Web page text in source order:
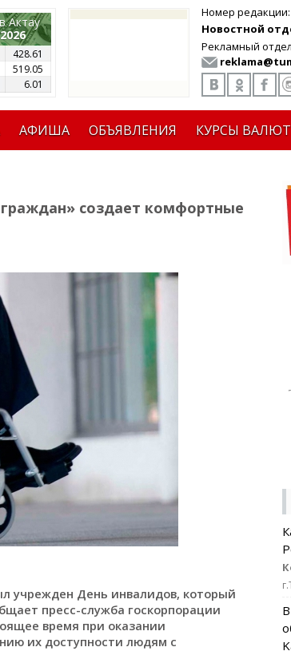
Актау
428.61
519.05
6.01
Номер редакции:
Новостной
Рекламный
АФИША ОБЪЯВЛЕНИЯ КУРСЫ ВАЛЮТ
создает комфортные
учрежден День инвалидов, который
пресс-служба госкорпорации
время при оказании
их доступности людям с